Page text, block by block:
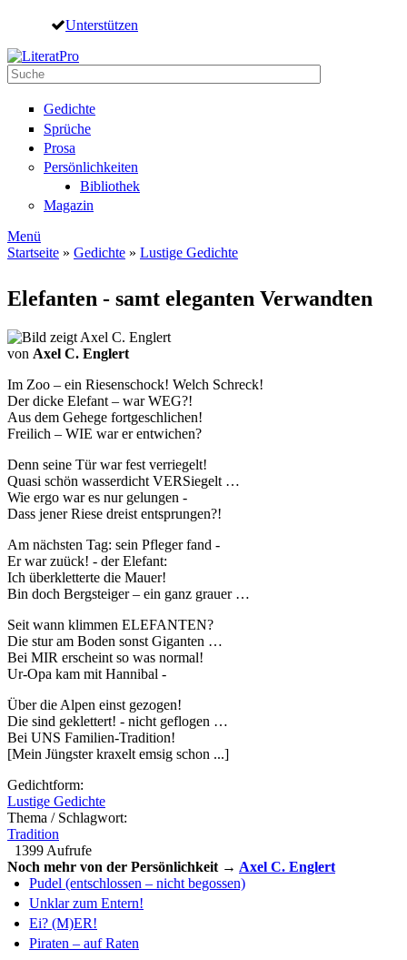
Direkt zum Inhalt
Unterstützen
Suche
Gedichte
Sprüche
Prosa
Persönlichkeiten
Bibliothek
Magazin
Menü
Startseite » Gedichte » Lustige Gedichte
Elefanten - samt eleganten Verwandten
von Axel C. Englert
Im Zoo – ein Riesenschock! Welch Schreck!
Der dicke Elefant – war WEG?!
Aus dem Gehege fortgeschlichen!
Freilich – WIE war er entwichen?
Denn seine Tür war fest verriegelt!
Quasi schön wasserdicht VERSiegelt …
Wie ergo war es nur gelungen -
Dass jener Riese dreist entsprungen?!
Am nächsten Tag: sein Pfleger fand -
Er war zuück! - der Elefant:
Ich überkletterte die Mauer!
Bin doch Bergsteiger – ein ganz grauer …
Seit wann klimmen ELEFANTEN?
Die stur am Boden sonst Giganten …
Bei MIR erscheint so was normal!
Ur-Opa kam mit Hannibal -
Über die Alpen einst gezogen!
Die sind geklettert! - nicht geflogen …
Bei UNS Familien-Tradition!
[Mein Jüngster kraxelt emsig schon ...]
Gedichtform:
Lustige Gedichte
Thema / Schlagwort:
Tradition
1399 Aufrufe
Noch mehr von der Persönlichkeit → Axel C. Englert
Pudel (entschlossen – nicht begossen)
Unklar zum Entern!
Ei? (M)ER!
Piraten – auf Raten